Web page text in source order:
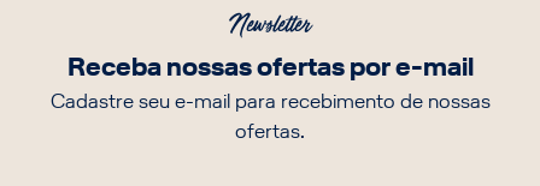
Newsletter
Receba nossas ofertas por e-mail
Cadastre seu e-mail para recebimento de nossas
ofertas.